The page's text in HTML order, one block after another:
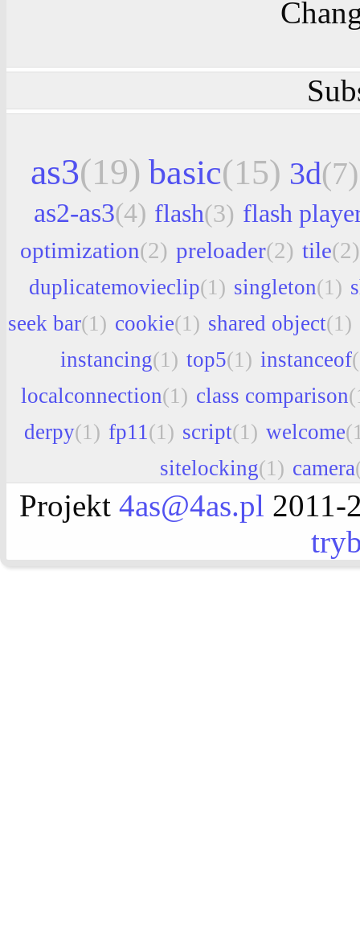
as3(19) basic(15) 3d(7)
as2-as3(4) flash(3) flash
optimization(2) preloader(2) tile(2)
duplicatemovieclip(1) singleton(1)
seek bar(1) cookie(1) shared object(1)
instancing(1) top5(1) instanceof
localconnection(1) class comparison
derpy(1) fp11(1) script(1) welcome
sitelocking(1) camera
Projekt 4as@4as.pl 2011-